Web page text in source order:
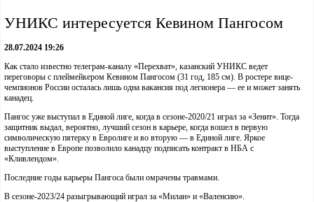
УНИКС интересуется Кевином Пангосом
28.07.2024 19:26
Как стало известно телеграм-каналу «Перехват», казанский УНИКС ведет
переговоры с плеймейкером Кевином Пангосом (31 год, 185 см). В ростере вице-
чемпионов России осталась лишь одна вакансия под легионера — ее и может занять
канадец.
Пангос уже выступал в Единой лиге, когда в сезоне-2020/21 играл за «Зенит». Тогда
защитник выдал, вероятно, лучший сезон в карьере, когда вошел в первую
символическую пятерку в Евролиге и во вторую — в Единой лиге. Яркое
выступление в Европе позволило канадцу подписать контракт в НБА с
«Кливлендом».
Последние годы карьеры Пангоса были омрачены травмами.
В сезоне-2023/24 разыгрывающий играл за «Милан» и «Валенсию».